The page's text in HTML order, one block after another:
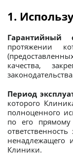
1.
Гарантийный
протяжении
качества,
Период
которого
полноценного
по его
ненадлежащего
Клиники.